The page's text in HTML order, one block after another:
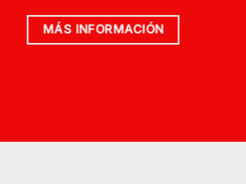
MÁS INFORMACIÓN